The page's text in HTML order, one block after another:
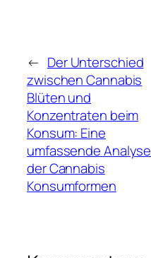
← Der Unterschied
zwischen Cannabis
Blüten und
Konzentraten beim
Konsum: Eine
umfassende Analyse
der Cannabis
Konsumformen